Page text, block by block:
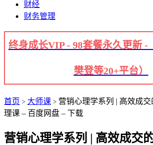
财经
财务管理
终身成长VIP - 98套餐永久更新 -
樊登等20+平台）
首页 > 大师课 > 营销心理学系列 | 高效成
理课 – 百度网盘 – 下载
营销心理学系列 | 高效成交